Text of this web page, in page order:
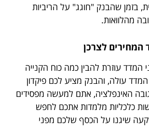
בזמן שהבנק "חוגג" על הריביות
מהלוואות.
המחירים לצרכן
המדד עוזרת להבין כמה כוח הקנייה
עולה, והבנק מציע לכם פיקדון
האינפלציה, אתם למעשה מפסידים
כלכליות מלמדות אתכם לחפש
שיגנו על הכסף שלכם מפני